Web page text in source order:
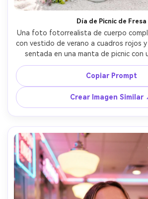
Día de Picnic de Fresa
Una foto fotorrealista de cuerpo
con vestido de verano a cuadros rojos
sentada en una manta de picnic con
mimbre, fresas frescas y un frasco de
entorno de parque iluminado por el sol,
tonos pastel aireados, tomada con
f/1.8, composición con regla de tercios,
espontánea, grano suave de película,
de vida de alta gama --
Copiar Prompt
Crear Imagen Similar